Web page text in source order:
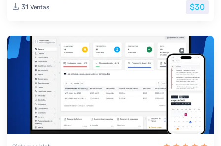
31 Ventas $30